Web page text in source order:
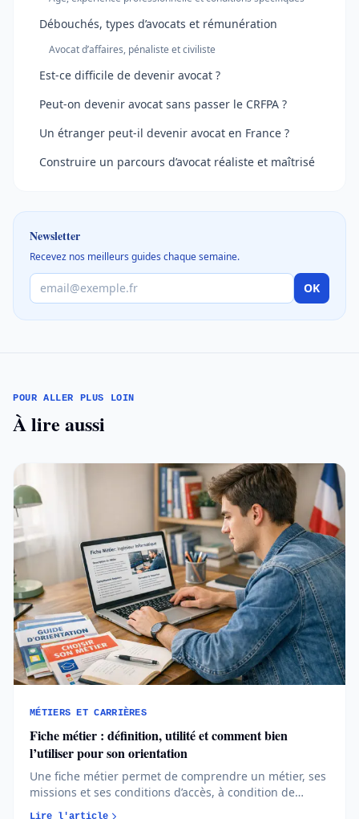
Débouchés, types d’avocats et rémunération
Avocat d’affaires, pénaliste et civiliste
Est-ce difficile de devenir avocat ?
Peut-on devenir avocat sans passer le CRFPA ?
Un étranger peut-il devenir avocat en France ?
Construire un parcours d’avocat réaliste et maîtrisé
Newsletter
Recevez nos meilleurs guides chaque semaine.
OK
POUR ALLER PLUS LOIN
À lire aussi
MÉTIERS ET CARRIÈRES
Fiche métier : définition, utilité et comment bien
l’utiliser pour son orientation
Une fiche métier permet de comprendre un métier, ses
missions et ses conditions d’accès, à condition de
Lire l'article